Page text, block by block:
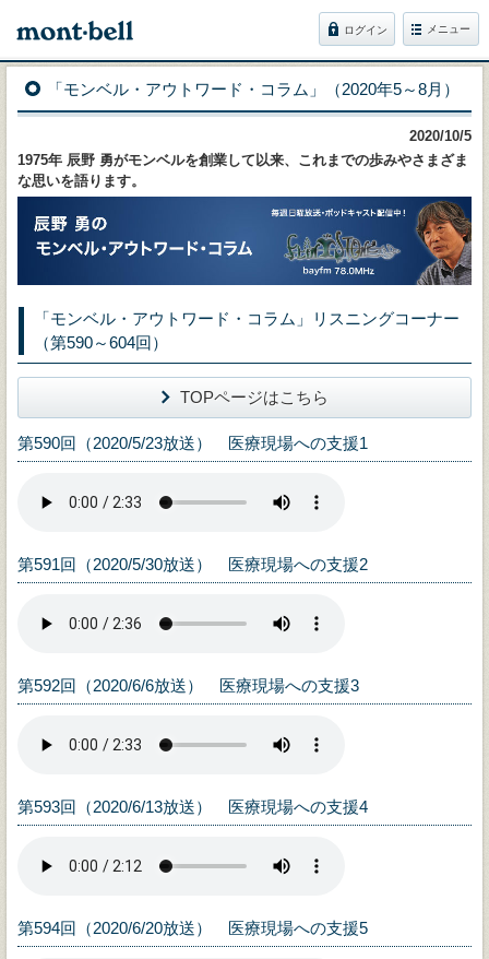
ログイン メニュー
「モンベル・アウトワード・コラム」（2020年5～8月）
2020/10/5
1975年 辰野 勇がモンベルを創業して以来、これまでの歩みやさまざま
な思いを語ります。
「モンベル・アウトワード・コラム」リスニングコーナー
（第590～604回）
TOPページはこちら
第590回（2020/5/23放送） 医療現場への支援1
第591回（2020/5/30放送） 医療現場への支援2
第592回（2020/6/6放送） 医療現場への支援3
第593回（2020/6/13放送） 医療現場への支援4
第594回（2020/6/20放送） 医療現場への支援5